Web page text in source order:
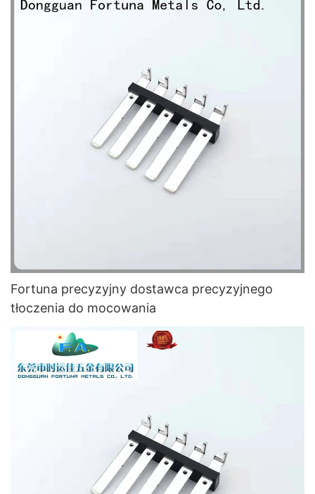
Fortuna precyzyjny dostawca precyzyjnego
tłoczenia do mocowania